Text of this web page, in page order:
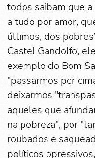
todos saibam que
a tudo por amor,
últimos, dos
Castel Gandolfo,
exemplo do Bom
"passarmos por
deixarmos
aqueles que
na pobreza", por
roubados e
políticos